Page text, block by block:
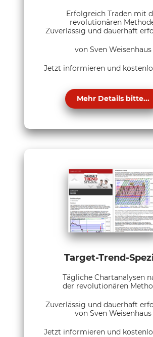
Erfolgreich Traden mit
revolutionären
Zuverlässig und dauerhaft
von Sven Weisenhaus
Jetzt informieren und
Mehr Details bitte...
Target-Trend-
Tägliche Chartanalysen
der revolutionären
Zuverlässig und dauerhaft
von Sven Weisenhaus
Jetzt informieren und